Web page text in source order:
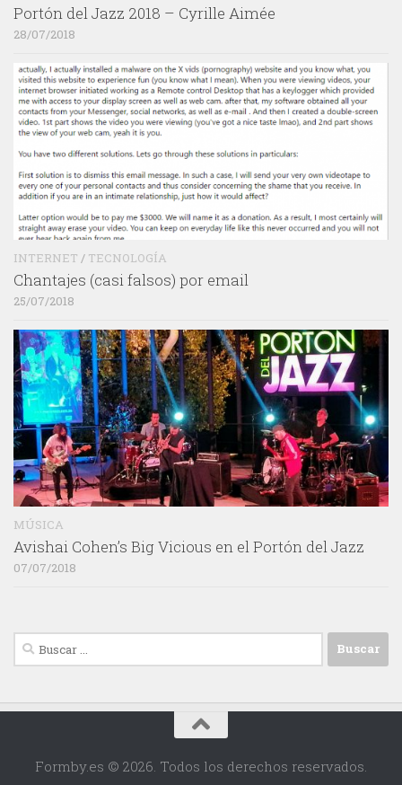
Portón del Jazz 2018 – Cyrille Aimée
28/07/2018
INTERNET / TECNOLOGÍA
Chantajes (casi falsos) por email
25/07/2018
MÚSICA
Avishai Cohen’s Big Vicious en el Portón del Jazz
07/07/2018
Buscar:
Formby.es © 2026. Todos los derechos reservados.